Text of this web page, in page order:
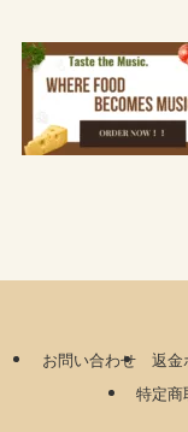
お問い合わせ 返金
特定商